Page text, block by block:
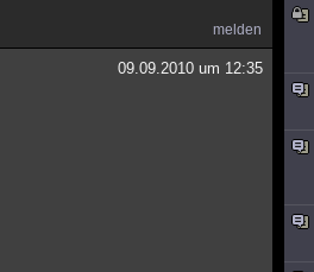
melden
09.09.2010 um 12:35